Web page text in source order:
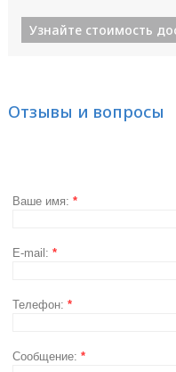
Узнайте стоимость
Отзывы и вопросы
Ваше имя: *
E-mail: *
Телефон: *
Сообщение: *